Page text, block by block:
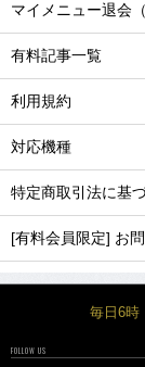
マイメニュー退会
有料記事一覧
利用規約
対応機種
特定商取引法に基
[有料会員限定] お
毎日6時
FOLLOW US